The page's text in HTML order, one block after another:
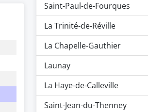
Saint-Paul-de-Fourques
La Trinité-de-Réville
La Chapelle-Gauthier
Launay
La Haye-de-Calleville
Saint-Jean-du-Thenney